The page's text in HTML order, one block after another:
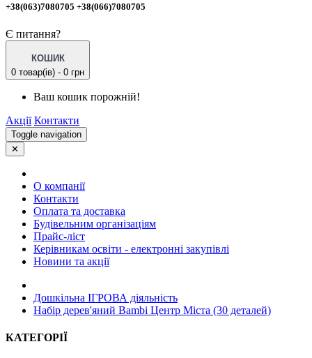
+38(063)7080705 +38(066)7080705
Є питання?
КОШИК
0 товар(ів) - 0 грн
Ваш кошик порожній!
Акції Контакти
Toggle navigation
✕
О компанії
Контакти
Оплата та доставка
Будівельним організаціям
Прайс-ліст
Керівникам освіти - електронні закупівлі
Новини та акції
Дошкільна ІГРОВА діяльність
Набір дерев'яний Bambi Центр Міста (30 деталей)
КАТЕГОРІЇ